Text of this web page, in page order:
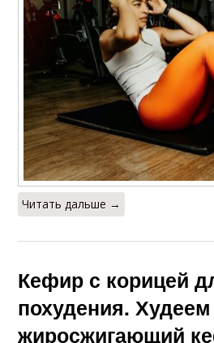
Читать дальше →
Кефир с корицей
похудения.
жиросжигающий